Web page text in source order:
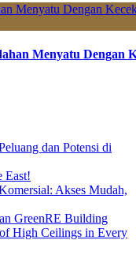
Menyatu Dengan
Menyatu Dengan
dan Potensi di
East!
Akses Mudah,
GreenRE Building
High Ceilings in Every